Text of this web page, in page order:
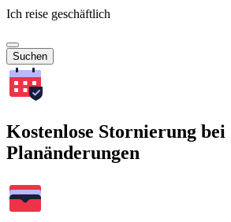
Ich reise geschäftlich
Suchen
Kostenlose Stornierung bei
Planänderungen